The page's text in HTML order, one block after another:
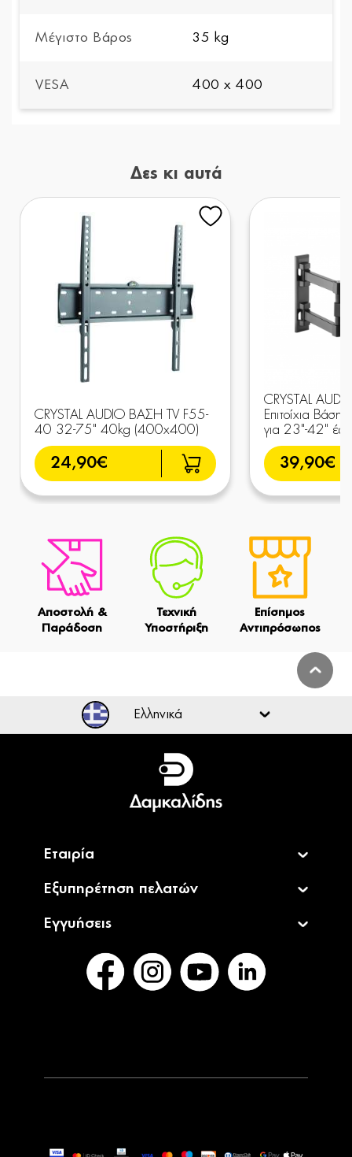
Μέγιστο Βάρος 35 kg
VESA 400 x 400
Δες κι αυτά
CRYSTAL AUDIO ΒΑΣΗ TV F55-
40 32-75" 40kg (400x400)
24,90€
CRYSTAL
Επιτοίχια Βάση
για 23"-42"
39,90€
Αποστολή &
Παράδοση
Τεχνική
Υποστήριξη
Επίσημος
Αντιπρόσωπος
Ελληνικά
Ελληνικά
English
Εταιρία
Εξυπηρέτηση πελατών
Εγγυήσεις